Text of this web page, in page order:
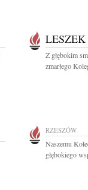
Z głębokim
zmarłego
RZESZÓW
Naszemu
głębokiego